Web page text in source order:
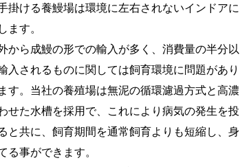
掛ける養鰻場は環境に左右されないインドアに
ます。
から成鰻の形での輸入が多く、消費量の半分以
入されるものに関しては飼育環境に問題があり
す。当社の養殖場は無泥の循環濾過方式と高濃
せた水槽を採用で、これにより病気の発生を投
と共に、飼育期間を通常飼育よりも短縮し、身
る事ができます。